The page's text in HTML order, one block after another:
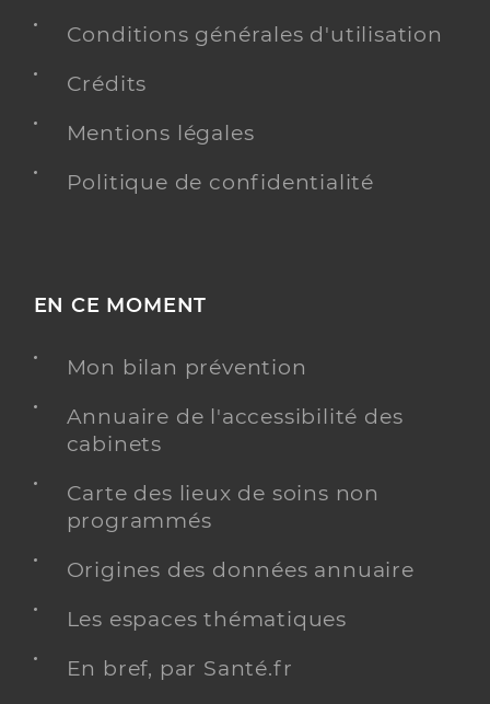
Conditions générales d'utilisation
Crédits
Mentions légales
Politique de confidentialité
EN CE MOMENT
Mon bilan prévention
Annuaire de l'accessibilité des
cabinets
Carte des lieux de soins non
programmés
Origines des données annuaire
Les espaces thématiques
En bref, par Santé.fr